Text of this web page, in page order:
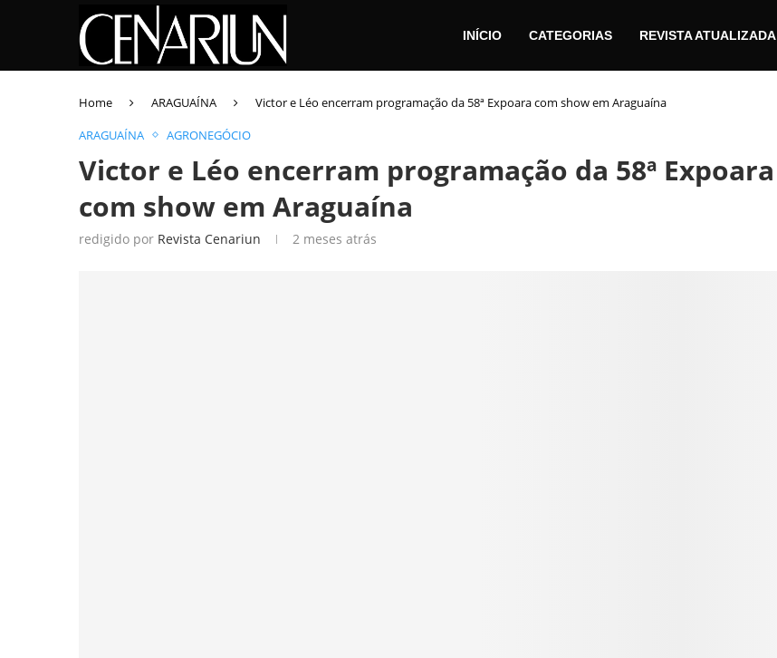
INÍCIO CATEGORIAS REVISTA ATUALIZADA
Home ARAGUAÍNA
Victor e Léo encerram programação da 58ª Expoara com show em Araguaína
ARAGUAÍNA
AGRONEGÓCIO
Victor e Léo encerram programação da 58ª Expoara
com show em Araguaína
redigido por Revista Cenariun 2 meses atrás